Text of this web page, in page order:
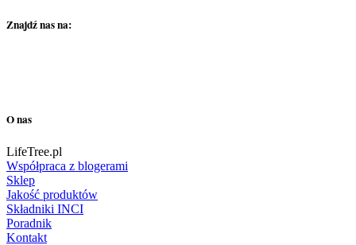
Znajdź nas na:
O nas
LifeTree.pl
Współpraca z blogerami
Sklep
Jakość produktów
Składniki INCI
Poradnik
Kontakt